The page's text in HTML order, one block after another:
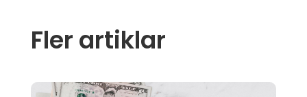
Fler artiklar